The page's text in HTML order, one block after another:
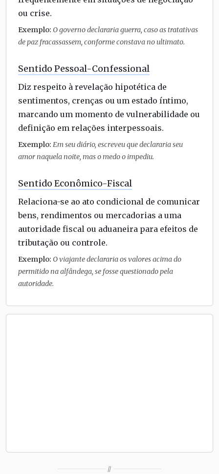
ou crise.
Exemplo: O governo declararia guerra, caso as tratativas
de paz fracassassem, conforme constava no ultimato.
Sentido Pessoal-Confessional
Diz respeito à revelação hipotética de
sentimentos, crenças ou um estado íntimo,
marcando um momento de vulnerabilidade ou
definição em relações interpessoais.
Exemplo: Em seu diário, escreveu que declararia seu
amor naquela noite, mas o medo o impediu.
Sentido Econômico-Fiscal
Relaciona-se ao ato condicional de comunicar
bens, rendimentos ou mercadorias a uma
autoridade fiscal ou aduaneira para efeitos de
tributação ou controle.
Exemplo: O viajante declararia os valores acima do
permitido na alfândega, se fosse questionado pela
autoridade.
//